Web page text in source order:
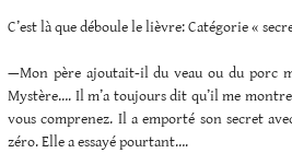
C’est là que déboule le lièvre: Catégorie «
—Mon père ajoutait-il du veau ou du porc
Mystère…. Il m’a toujours dit qu’il me
vous comprenez. Il a emporté son secret
zéro. Elle a essayé pourtant….